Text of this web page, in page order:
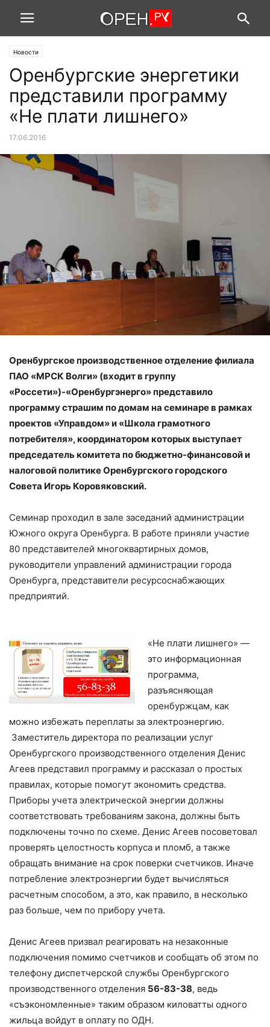
Новости
Оренбургские энергетики
представили программу
«Не плати лишнего»
17.06.2016
Оренбургское производственное отделение филиала
ПАО «МРСК Волги» (входит в группу
«Россети»)-«Оренбургэнерго» представило
программу страшим по домам на семинаре в рамках
проектов «Управдом» и «Школа грамотного
потребителя», координатором которых выступает
председатель комитета по бюджетно-финансовой и
налоговой политике Оренбургского городского
Совета Игорь Коровяковский.
Семинар проходил в зале заседаний администрации
Южного округа Оренбурга. В работе приняли участие
80 представителей многоквартирных домов,
руководители управлений администрации города
Оренбурга, представители ресурсоснабжающих
предприятий.
«Не плати лишнего» —
это информационная
программа,
разъясняющая
оренбуржцам, как
можно избежать переплаты за электроэнергию.
Заместитель директора по реализации услуг
Оренбургского производственного отделения Денис
Агеев представил программу и рассказал о простых
правилах, которые помогут экономить средства.
Приборы учета электрической энергии должны
соответствовать требованиям закона, должны быть
подключены точно по схеме. Денис Агеев посоветовал
проверять целостность корпуса и пломб, а также
обращать внимание на срок поверки счетчиков. Иначе
потребление электроэнергии будет вычисляться
расчетным способом, а это, как правило, в несколько
раз больше, чем по прибору учета.
Денис Агеев призвал реагировать на незаконные
подключения помимо счетчиков и сообщать об этом по
телефону диспетчерской службы Оренбургского
производственного отделения 56-83-38, ведь
«съэкономленные» таким образом киловатты одного
жильца войдут в оплату по ОДН.